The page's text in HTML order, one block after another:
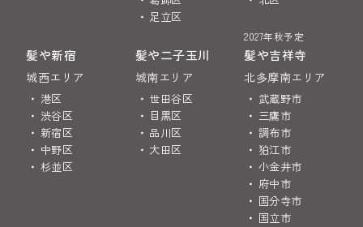
足立区
髪や新宿
城西エリア
港区
渋谷区
新宿区
中野区
杉並区
髪や二子玉川
城南エリア
世田谷区
目黒区
品川区
大田区
2027年秋予定
髪や吉祥寺
北多摩南エリア
武蔵野市
三鷹市
調布市
狛江市
小金井市
府中市
国分寺市
国立市